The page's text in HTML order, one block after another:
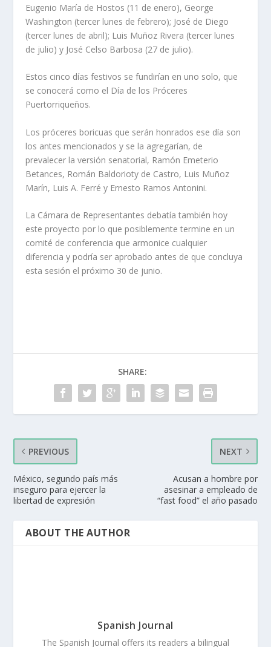
Eugenio María de Hostos (11 de enero), George
Washington (tercer lunes de febrero); José de Diego
(tercer lunes de abril); Luis Muñoz Rivera (tercer lunes
de julio) y José Celso Barbosa (27 de julio).
Estos cinco días festivos se fundirían en uno solo, que
se conocerá como el Día de los Próceres
Puertorriqueños.
Los próceres boricuas que serán honrados ese día son
los antes mencionados y se la agregarían, de
prevalecer la versión senatorial, Ramón Emeterio
Betances, Román Baldorioty de Castro, Luis Muñoz
Marín, Luis A. Ferré y Ernesto Ramos Antonini.
La Cámara de Representantes debatía también hoy
este proyecto por lo que posiblemente termine en un
comité de conferencia que armonice cualquier
diferencia y podría ser aprobado antes de que concluya
esta sesión el próximo 30 de junio.
SHARE:
PREVIOUS
México, segundo país más
inseguro para ejercer la
libertad de expresión
NEXT
Acusan a hombre por
asesinar a empleado de
“fast food” el año pasado
ABOUT THE AUTHOR
Spanish Journal
The Spanish Journal offers its readers a bilingual